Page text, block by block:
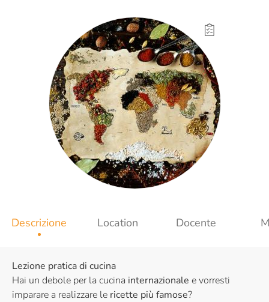
Descrizione Location Docente
Lezione pratica di cucina
Hai un debole per la cucina internazionale e vorresti
imparare a realizzare le ricette più famose?